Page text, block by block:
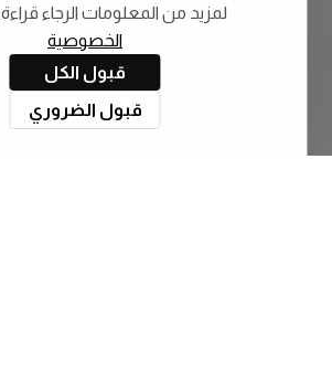
لمزيد من المعلومات الرجاء قراءة
الخصوصية
قبول الكل
قبول الضروري